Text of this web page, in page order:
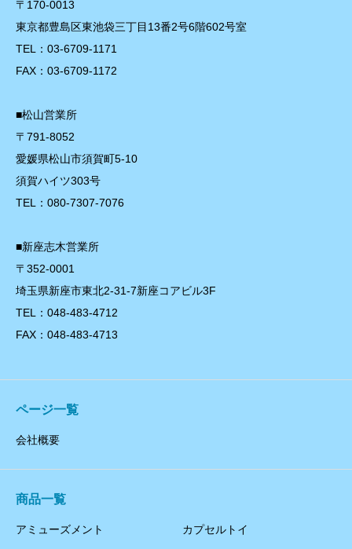
〒170-0013
東京都豊島区東池袋三丁目13番2号6階602号室
TEL：03-6709-1171
FAX：03-6709-1172
■松山営業所
〒791-8052
愛媛県松山市須賀町5-10
須賀ハイツ303号
TEL：080-7307-7076
■新座志木営業所
〒352-0001
埼玉県新座市東北2-31-7新座コアビル3F
TEL：048-483-4712
FAX：048-483-4713
ページ一覧
会社概要
商品一覧
アミューズメント カプセルトイ